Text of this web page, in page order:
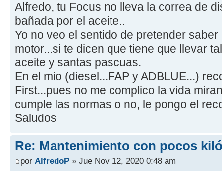
Alfredo, tu Focus no lleva la correa de
bañada por el aceite..
Yo no veo el sentido de pretender
motor...si te dicen que tiene que llevar
aceite y santas pascuas.
En el mio (diesel...FAP y ADBLUE...)
First...pues no me complico la vida
cumple las normas o no, le pongo el
Saludos
Re: Mantenimiento con pocos
por AlfredoP » Jue Nov 12, 2020 0:48 am